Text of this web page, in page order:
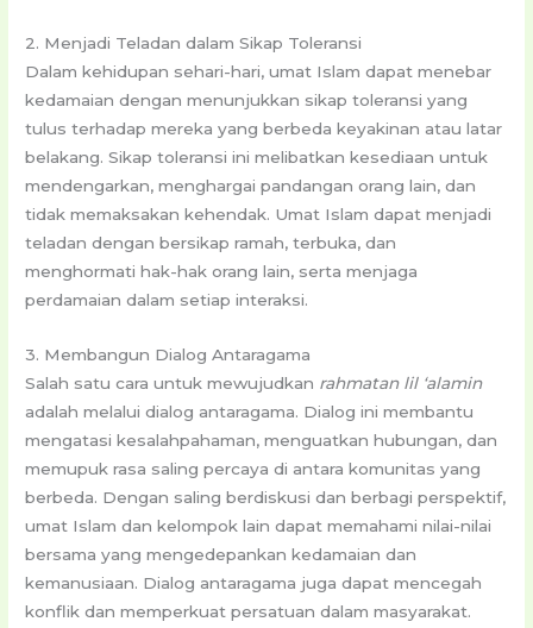
2. Menjadi Teladan dalam Sikap Toleransi
Dalam kehidupan sehari-hari, umat Islam dapat menebar
kedamaian dengan menunjukkan sikap toleransi yang
tulus terhadap mereka yang berbeda keyakinan atau latar
belakang. Sikap toleransi ini melibatkan kesediaan untuk
mendengarkan, menghargai pandangan orang lain, dan
tidak memaksakan kehendak. Umat Islam dapat menjadi
teladan dengan bersikap ramah, terbuka, dan
menghormati hak-hak orang lain, serta menjaga
perdamaian dalam setiap interaksi.
3. Membangun Dialog Antaragama
Salah satu cara untuk mewujudkan rahmatan lil ‘alamin
adalah melalui dialog antaragama. Dialog ini membantu
mengatasi kesalahpahaman, menguatkan hubungan, dan
memupuk rasa saling percaya di antara komunitas yang
berbeda. Dengan saling berdiskusi dan berbagi perspektif,
umat Islam dan kelompok lain dapat memahami nilai-nilai
bersama yang mengedepankan kedamaian dan
kemanusiaan. Dialog antaragama juga dapat mencegah
konflik dan memperkuat persatuan dalam masyarakat.